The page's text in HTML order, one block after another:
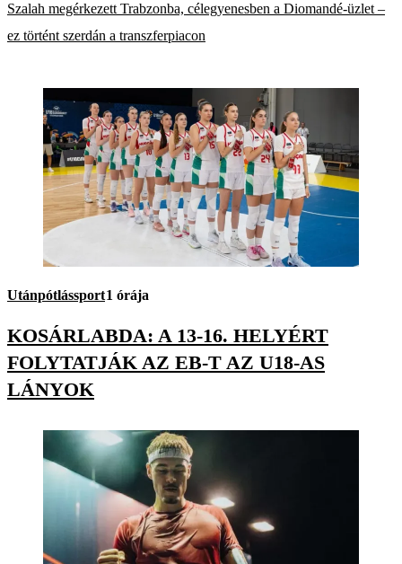
Szalah megérkezett Trabzonba, célegyenesben a Diomandé-üzlet –
ez történt szerdán a transzferpiacon
Utánpótlássport1 órája
KOSÁRLABDA: A 13-16. HELYÉRT
FOLYTATJÁK AZ EB-T AZ U18-AS
LÁNYOK